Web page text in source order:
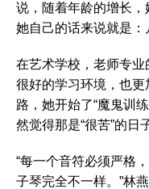
说，随着年龄的增长
她自己的话来说就是：
在艺术学校，老师专
很好的学习环境，也
路，她开始了“魔鬼训
然觉得那是“很苦”的日
“每一个音符必须严格
子琴完全不一样。”林